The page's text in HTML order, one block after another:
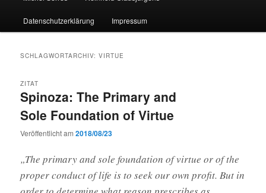
Datenschutzerklärung Impressum
SCHLAGWORTARCHIV:VIRTUE
Spinoza: The Primary and
Sole Foundation of Virtue
ZITAT
Veröffentlicht am2018/08/23
„The primary and sole foundation of virtue or of the
proper conduct of life is to seek our own profit. But in